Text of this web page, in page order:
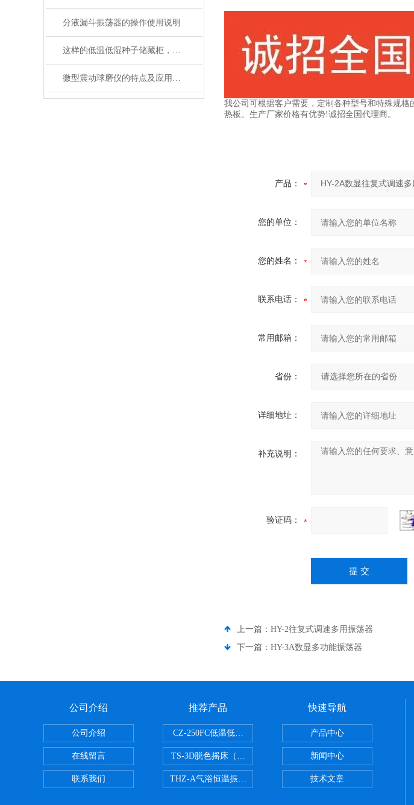
分液漏斗振荡器的操作使用说明
这样的低温低湿种子储藏柜，您值得拥有
微型震动球磨仪的特点及应用领域说明
我公司可根据客户需要，定制各种型号和特殊规
热板。生产厂家价格有优势!诚招全国代理商。
产品：
您的单位：
您的姓名：
联系电话：
常用邮箱：
省份：
详细地址：
补充说明：
验证码：
上一篇： HY-2往复式调速多用振荡器
下一篇： HY-3A数显多功能振荡器
公司介绍
公司介绍
在线留言
联系我们
推荐产品
CZ-250FC低温低湿种子储藏柜
TS-3D脱色摇床（三维运动）
THZ-A气浴恒温振荡器
快速导航
产品中心
新闻中心
技术文章